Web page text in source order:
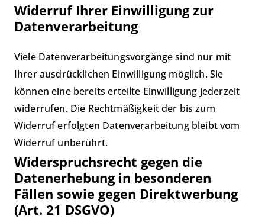
Widerruf Ihrer Einwilligung zur
Datenverarbeitung
Viele Datenverarbeitungsvorgänge sind nur mit
Ihrer ausdrücklichen Einwilligung möglich. Sie
können eine bereits erteilte Einwilligung jederzeit
widerrufen. Die Rechtmäßigkeit der bis zum
Widerruf erfolgten Datenverarbeitung bleibt vom
Widerruf unberührt.
Widerspruchsrecht gegen die
Datenerhebung in besonderen
Fällen sowie gegen Direktwerbung
(Art. 21 DSGVO)